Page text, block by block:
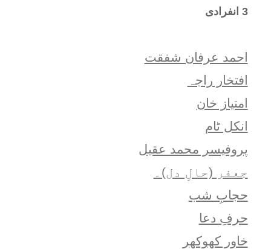
3 انفرادی
احمد عرفان شفقت
افتخار راجہ
امتياز خان
انکل ٹام
پروفیسر محمد عقیل
جعفر (حالِ دل)۔
حجابِ شب
حرفِ دعا
خاور کھوکھر